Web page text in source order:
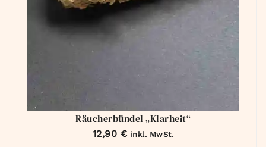
Räucherbündel „Klarheit“
12,90 € inkl. MwSt.